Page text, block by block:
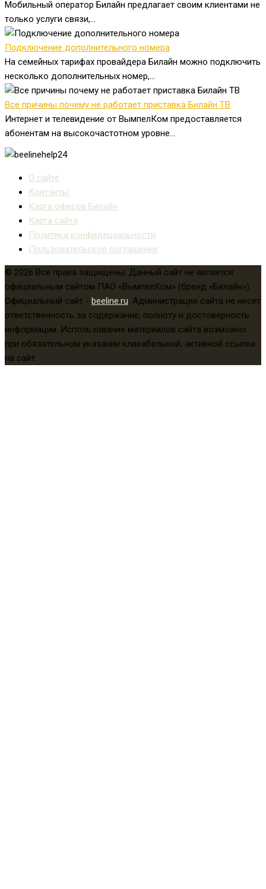
Мобильный оператор Билайн предлагает своим клиентами не
только услуги связи,...
Подключение дополнительного номера
На семейных тарифах провайдера Билайн можно подключить
несколько дополнительных номер,...
Все причины почему не работает приставка Билайн ТВ
Интернет и телевидение от ВымпелКом предоставляется
абонентам на высокочастотном уровне...
О сайте
Контакты
Карта офисов Билайн
Карта сайта
Политика конфидециальности
Пользовательское соглашение
© 2026 Все права защищены. Данный сайт не является
официальным сайтом ПАО «ВымпелКом» (бренд «Билайн»).
Официальный сайт - beeline.ru . Администрация сайта не несет
ответственность за содержание, полноту и достоверность
информации. Использование материалов сайта возможно
при обязательном указании кликабельной, активной ссылки
на сайт.